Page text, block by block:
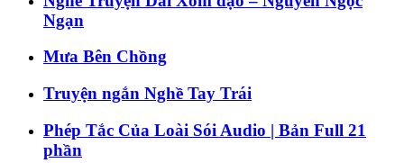
Ngạn
Mưa Bên Chồng
Truyện ngắn Nghề Tay Trái
Phép Tắc Của Loài Sói Audio | Bản Full 21
phần